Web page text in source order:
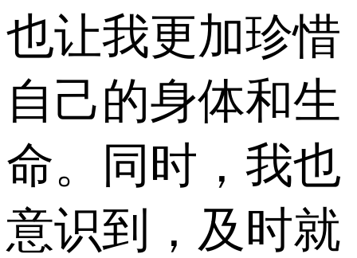
也让我更加珍惜
自己的身体和生
命。同时，我也
意识到，及时就